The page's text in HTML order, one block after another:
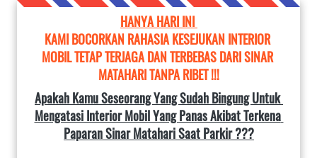
HANYA HARI INI
KAMI BOCORKAN RAHASIA KESEJUKAN INTERIOR
MOBIL TETAP TERJAGA DAN TERBEBAS DARI SINAR
MATAHARI TANPA RIBET !!!
Apakah Kamu Seseorang Yang Sudah Bingung Untuk
Mengatasi Interior Mobil Yang Panas Akibat Terkena
Paparan Sinar Matahari Saat Parkir ???